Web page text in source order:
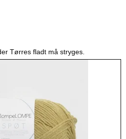
Tørres fladt må stryges.